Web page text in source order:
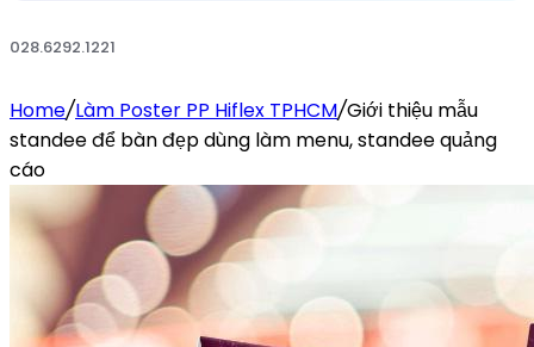
028.6292.1221
Home/Làm Poster PP Hiflex TPHCM/Giới thiệu mẫu
standee để bàn đẹp dùng làm menu, standee quảng
cáo